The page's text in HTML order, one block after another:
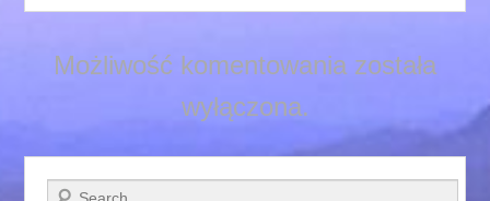
Możliwość komentowania została
wyłączona.
Szukaj